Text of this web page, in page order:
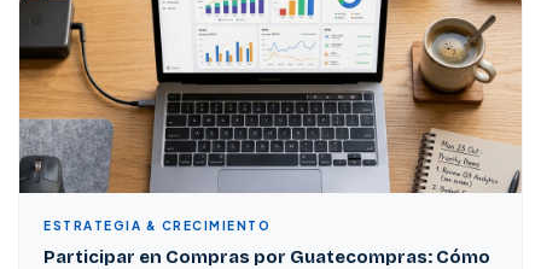
ESTRATEGIA & CRECIMIENTO
Participar en Compras por Guatecompras: Cómo